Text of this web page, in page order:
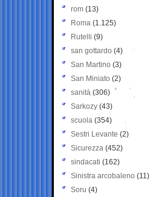
rom (13)
Roma (1.125)
Rutelli (9)
san gottardo (4)
San Martino (3)
San Miniato (2)
sanità (306)
Sarkozy (43)
scuola (354)
Sestri Levante (2)
Sicurezza (452)
sindacati (162)
Sinistra arcobaleno (11)
Soru (4)